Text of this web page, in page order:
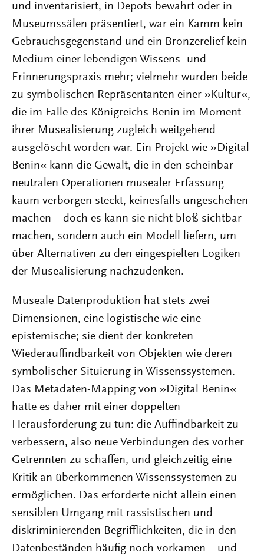
und inventarisiert, in Depots bewahrt oder in
Museumssälen präsentiert, war ein Kamm kein
Gebrauchsgegenstand und ein Bronzerelief kein
Medium einer lebendigen Wissens- und
Erinnerungspraxis mehr; vielmehr wurden beide
zu symbolischen Repräsentanten einer »Kultur«,
die im Falle des Königreichs Benin im Moment
ihrer Musealisierung zugleich weitgehend
ausgelöscht worden war. Ein Projekt wie »Digital
Benin« kann die Gewalt, die in den scheinbar
neutralen Operationen musealer Erfassung
kaum verborgen steckt, keinesfalls ungeschehen
machen – doch es kann sie nicht bloß sichtbar
machen, sondern auch ein Modell liefern, um
über Alternativen zu den eingespielten Logiken
der Musealisierung nachzudenken.
Museale Datenproduktion hat stets zwei
Dimensionen, eine logistische wie eine
epistemische; sie dient der konkreten
Wiederauffindbarkeit von Objekten wie deren
symbolischer Situierung in Wissenssystemen.
Das Metadaten-Mapping von »Digital Benin«
hatte es daher mit einer doppelten
Herausforderung zu tun: die Auffindbarkeit zu
verbessern, also neue Verbindungen des vorher
Getrennten zu schaffen, und gleichzeitig eine
Kritik an überkommenen Wissenssystemen zu
ermöglichen. Das erforderte nicht allein einen
sensiblen Umgang mit rassistischen und
diskriminierenden Begrifflichkeiten, die in den
Datenbeständen häufig noch vorkamen – und